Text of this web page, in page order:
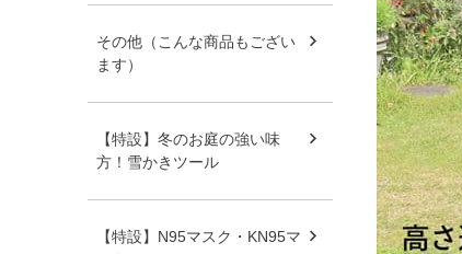
その他（こんな商品もござい
ます）
【特設】冬のお庭の強い味
方！雪かきツール
【特設】N95マスク・KN95マ